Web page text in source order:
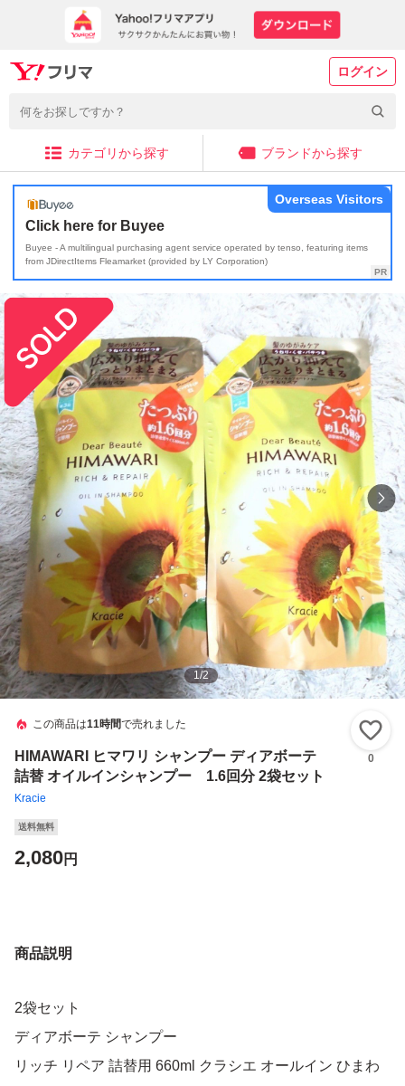
ログイン
カテゴリから探す ブランドから探す
Click here for Buyee
Buyee - A multilingual purchasing agent service operated by tenso, featuring items
from JDirectItems Fleamarket (provided by LY Corporation)
Overseas Visitors
1/2
この商品は11時間で売れました
HIMAWARI ヒマワリ シャンプー ディアボーテ
詰替 オイルインシャンプー 1.6回分 2袋セット
Kracie
0
送料無料
2,080円
商品説明
2袋セット
ディアボーテ シャンプー
リッチ リペア 詰替用 660ml クラシエ オールイン ひまわ